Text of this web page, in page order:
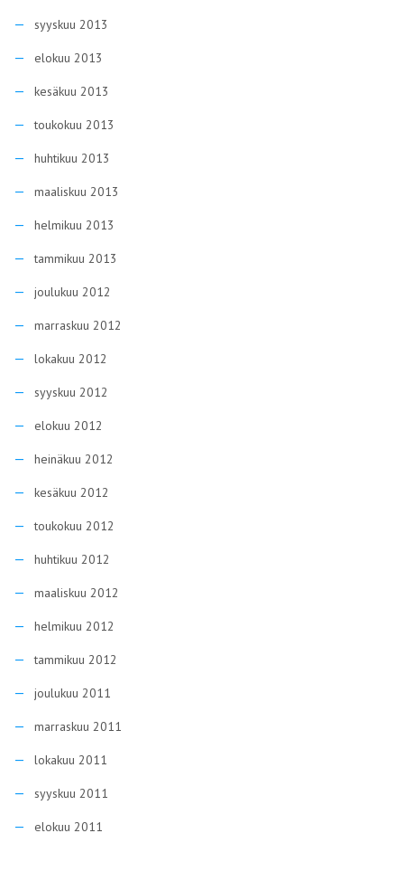
syyskuu 2013
elokuu 2013
kesäkuu 2013
toukokuu 2013
huhtikuu 2013
maaliskuu 2013
helmikuu 2013
tammikuu 2013
joulukuu 2012
marraskuu 2012
lokakuu 2012
syyskuu 2012
elokuu 2012
heinäkuu 2012
kesäkuu 2012
toukokuu 2012
huhtikuu 2012
maaliskuu 2012
helmikuu 2012
tammikuu 2012
joulukuu 2011
marraskuu 2011
lokakuu 2011
syyskuu 2011
elokuu 2011